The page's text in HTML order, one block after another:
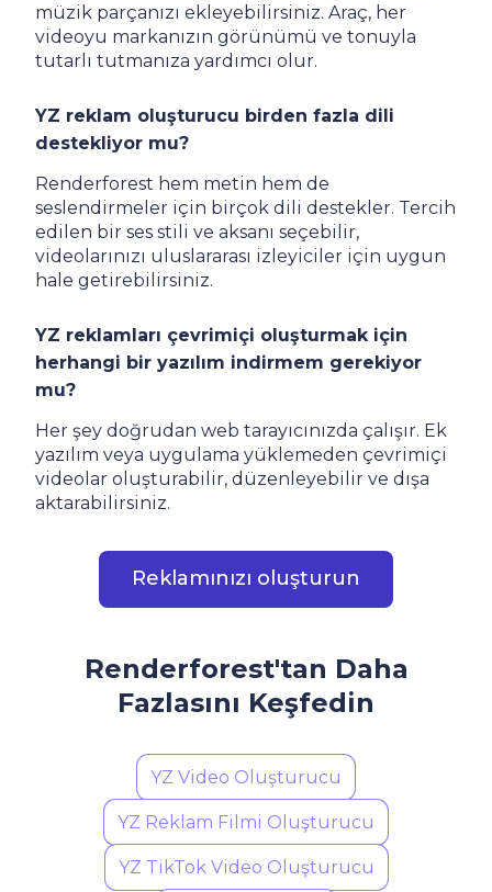
müzik parçanızı ekleyebilirsiniz. Araç, her
videoyu markanızın görünümü ve tonuyla
tutarlı tutmanıza yardımcı olur.
YZ reklam oluşturucu birden fazla dili
destekliyor mu?
Renderforest hem metin hem de
seslendirmeler için birçok dili destekler. Tercih
edilen bir ses stili ve aksanı seçebilir,
videolarınızı uluslararası izleyiciler için uygun
hale getirebilirsiniz.
YZ reklamları çevrimiçi oluşturmak için
herhangi bir yazılım indirmem gerekiyor
mu?
Her şey doğrudan web tarayıcınızda çalışır. Ek
yazılım veya uygulama yüklemeden çevrimiçi
videolar oluşturabilir, düzenleyebilir ve dışa
aktarabilirsiniz.
Reklamınızı oluşturun
Renderforest'tan Daha
Fazlasını Keşfedin
YZ Video Oluşturucu
YZ Reklam Filmi Oluşturucu
YZ TikTok Video Oluşturucu